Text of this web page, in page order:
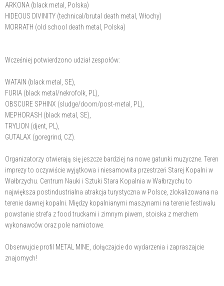
ARKONA (black metal, Polska)
HIDEOUS DIVINITY (technical/brutal death metal, Włochy)
MORRATH (old school death metal, Polska)
Wcześniej potwierdzono udział zespołów:
WATAIN (black metal, SE),
FURIA (black metal/nekrofolk, PL),
OBSCURE SPHINX (sludge/doom/post-metal, PL),
MEPHORASH (black metal, SE),
TRYLION (djent, PL),
GUTALAX (goregrind, CZ).
Organizatorzy otwierają się jeszcze bardziej na nowe gatunki muzyczne. Teren
imprezy to oczywiście wyjątkowa i niesamowita przestrzeń Starej Kopalni w
Wałbrzychu. Centrum Nauki i Sztuki Stara Kopalnia w Wałbrzychu to
największa postindustrialna atrakcja turystyczna w Polsce, zlokalizowana na
terenie dawnej kopalni. Między kopalnianymi maszynami na terenie festiwalu
powstanie strefa z food truckami i zimnym piwem, stoiska z merchem
wykonawców oraz pole namiotowe.
Obserwujcie profil METAL MINE, dołączajcie do wydarzenia i zapraszajcie
znajomych!